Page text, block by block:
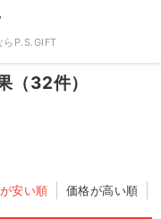
らP.S.GIFT
（32件）
安い順 価格が高い順